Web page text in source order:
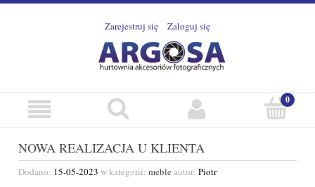
Zarejestruj się Zaloguj się
NOWA REALIZACJA U KLIENTA
Dodano: 15-05-2023 w kategorii: meble autor: Piotr